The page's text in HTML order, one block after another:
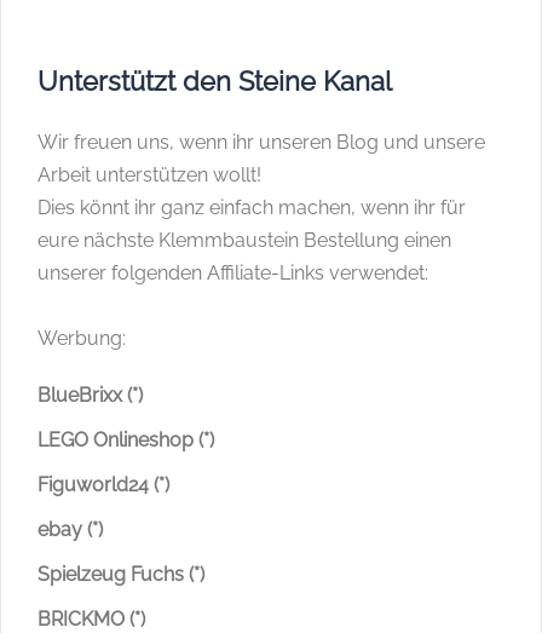
Unterstützt den Steine Kanal
Wir freuen uns, wenn ihr unseren Blog und unsere
Arbeit unterstützen wollt!
Dies könnt ihr ganz einfach machen, wenn ihr für
eure nächste Klemmbaustein Bestellung einen
unserer folgenden Affiliate-Links verwendet:
Werbung:
BlueBrixx (*)
LEGO Onlineshop (*)
Figuworld24 (*)
ebay (*)
Spielzeug Fuchs (*)
BRICKMO (*)